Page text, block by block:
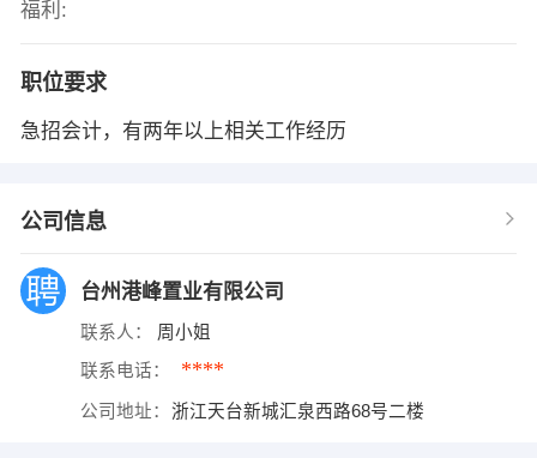
福利:
职位要求
急招会计，有两年以上相关工作经历
公司信息
台州港峰置业有限公司
联系人： 周小姐
联系电话： ****
公司地址： 浙江天台新城汇泉西路68号二楼